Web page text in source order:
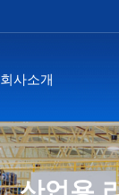
회사소개